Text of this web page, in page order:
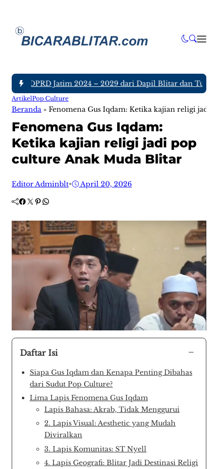
DPRD Jatim 2024 – 2029 dari Dapil Blitar dan
ArtikelPop Culture
Beranda » Fenomena Gus Iqdam: Ketika kajian religi jadi
Fenomena Gus Iqdam:
Ketika kajian religi jadi pop
culture Anak Muda Blitar
Editor Adminblt• April 20, 2026
Facebook Twitter Pinterest WhatsApp
Daftar Isi −
Siapa Gus Iqdam dan Kenapa Penting Dibahas
dari Sudut Pop Culture?
Lima Lapis Fenomena Gus Iqdam
Lapis Bahasa: Akrab, Tidak Menggurui
2. Lapis Visual: Aesthetic yang Mudah
Diviralkan
3. Lapis Komunitas: ST Nyell
4. Lapis Geografi: Blitar Jadi Destinasi Religi